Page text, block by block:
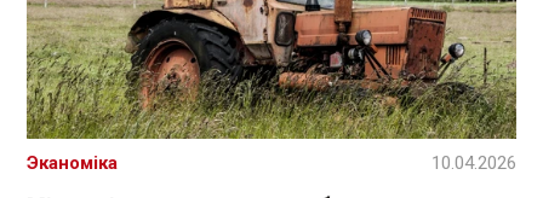
Эканоміка 10.04.2026